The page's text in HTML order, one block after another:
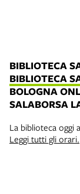
BIBLIOTECA
BIBLIOTECA
BOLOGNA
SALABORSA
La biblioteca oggi
Leggi tutti gli orari.